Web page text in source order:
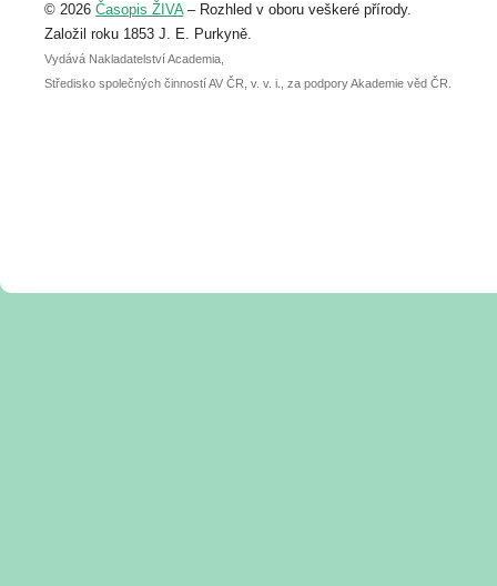
abstraktu přihlášené přednášky nebo
posteru je už 30. června.
© 2026 Časopis ŽIVA– Rozhled v oboru veškeré přírody.
Založil roku 1853 J. E. Purkyně.
Vydává Nakladatelství Academia,
Středisko společných činností AV ČR, v. v. i., za podpory Akademie věd ČR.